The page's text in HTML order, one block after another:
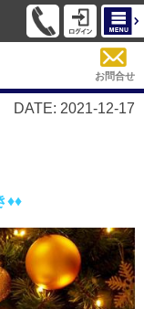
お問合せ
DATE: 2021-12-17
♦♦